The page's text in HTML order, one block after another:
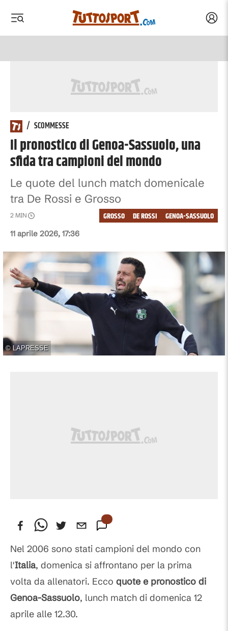
/ SCOMMESSE
Il pronostico di Genoa-Sassuolo, una
sfida tra campioni del mondo
Le quote del lunch match domenicale
tra De Rossi e Grosso
11 aprile 2026, 17:36
2 MIN GENOA-SASSUOLO
DE ROSSI
GROSSO
©LAPRESSE
Nel 2006 sono stati campioni del mondo con
l'Italia, domenica si affrontano per la prima
volta da allenatori. Ecco quote e pronostico di
Genoa-Sassuolo, lunch match di domenica 12
aprile alle 12.30.